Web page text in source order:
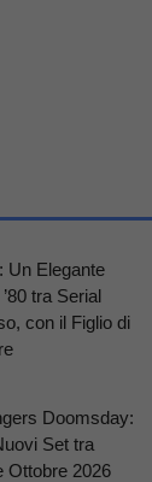
Un Elegante
tra Serial
con il Figlio di
Doomsday:
Set tra
Ottobre 2026